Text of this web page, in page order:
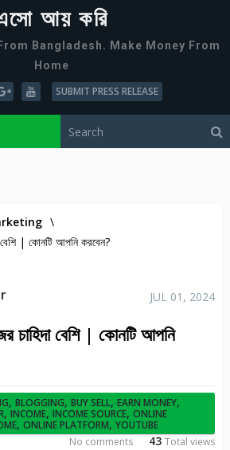
আয় করি
Bangladesh. Make Money From
Home
SUBMIT PRESS RELEASE
\
বেশি | কোনটি আপনি করবেন?
JUL 01, 2024
চাহিদা বেশি | কোনটি আপনি
, BLOGGING, BUY SELL, EARN MONEY,
,INCOME, INCOME SOURCE, ONLINE
, ONLINE PLATFORM, YOUTUBE
43Total views
No comments